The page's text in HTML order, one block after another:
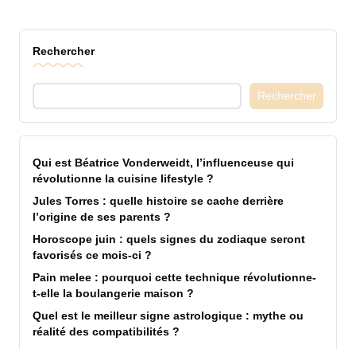
Rechercher
Rechercher
Qui est Béatrice Vonderweidt, l’influenceuse qui
révolutionne la cuisine lifestyle ?
Jules Torres : quelle histoire se cache derrière
l’origine de ses parents ?
Horoscope juin : quels signes du zodiaque seront
favorisés ce mois-ci ?
Pain melee : pourquoi cette technique révolutionne-
t-elle la boulangerie maison ?
Quel est le meilleur signe astrologique : mythe ou
réalité des compatibilités ?